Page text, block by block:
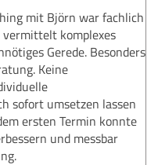
mit Björn war fachlich
komplexes
Gerede. Besonders
Keine
sofort umsetzen lassen
ersten Termin konnte
und messbar